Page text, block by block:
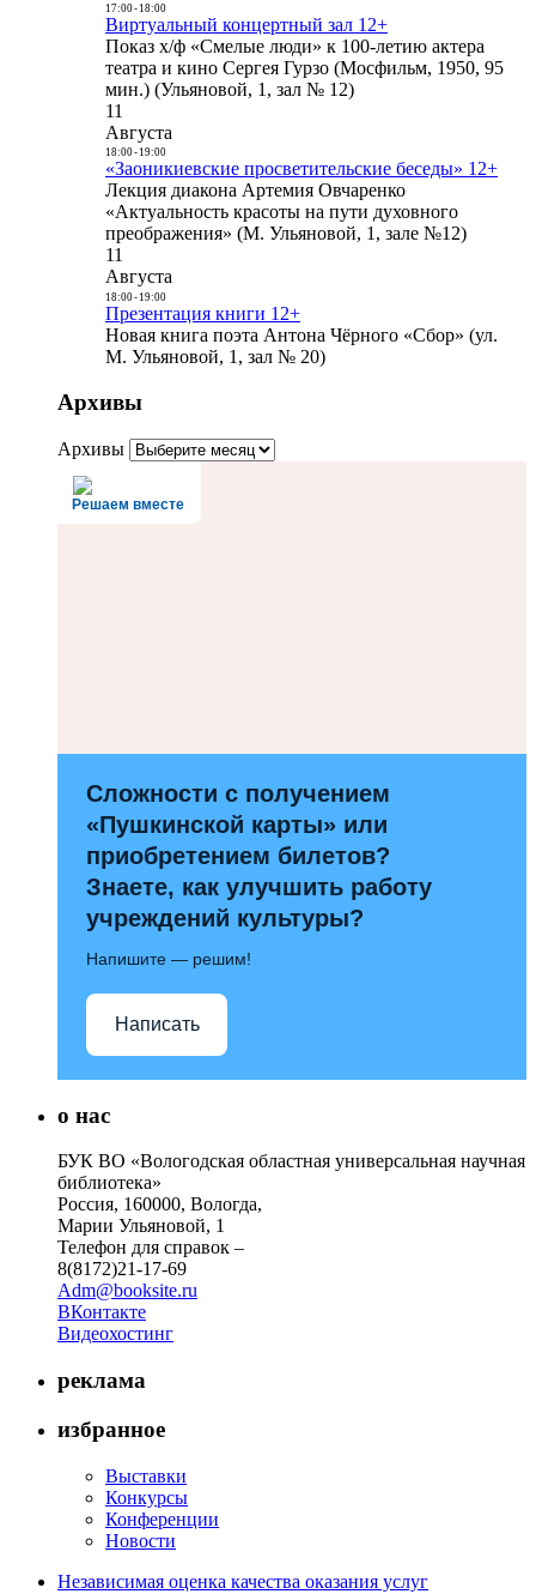
17:00- 18:00
Виртуальный концертный зал 12+
Показ х/ф «Смелые люди» к 100-летию актера
театра и кино Сергея Гурзо (Мосфильм, 1950, 95
мин.) (Ульяновой, 1, зал № 12)
11
Августа
18:00- 19:00
«Заоникиевские просветительские беседы» 12+
Лекция диакона Артемия Овчаренко
«Актуальность красоты на пути духовного
преображения» (М. Ульяновой, 1, зале №12)
11
Августа
18:00- 19:00
Презентация книги 12+
Новая книга поэта Антона Чёрного «Сбор» (ул.
М. Ульяновой, 1, зал № 20)
Архивы
Архивы
Решаем вместе
Сложности с получением
«Пушкинской карты» или
приобретением билетов?
Знаете, как улучшить работу
учреждений культуры?
Напишите — решим!
Написать
о нас
БУК ВО «Вологодская областная универсальная научная
библиотека»
Россия, 160000, Вологда,
Марии Ульяновой, 1
Телефон для справок –
8(8172)21-17-69
Adm@booksite.ru
ВКонтакте
Видеохостинг
реклама
избранное
Выставки
Конкурсы
Конференции
Новости
Независимая оценка качества оказания услуг